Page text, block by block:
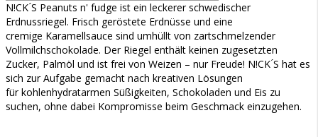
N!CK ́S Peanuts n' fudge ist ein leckerer schwedischer
Erdnussriegel. Frisch geröstete Erdnüsse und eine
cremige Karamellsauce sind umhüllt von zartschmelzender
Vollmilchschokolade. Der Riegel enthält keinen zugesetzten
Zucker, Palmöl und ist frei von Weizen – nur Freude! N!CK ́S hat es
sich zur Aufgabe gemacht nach kreativen Lösungen
für kohlenhydratarmen Süßigkeiten, Schokoladen und Eis zu
suchen, ohne dabei Kompromisse beim Geschmack einzugehen.